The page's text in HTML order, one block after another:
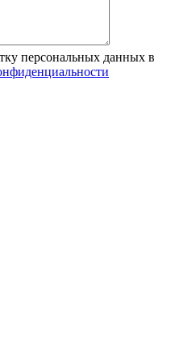
персональных данных в